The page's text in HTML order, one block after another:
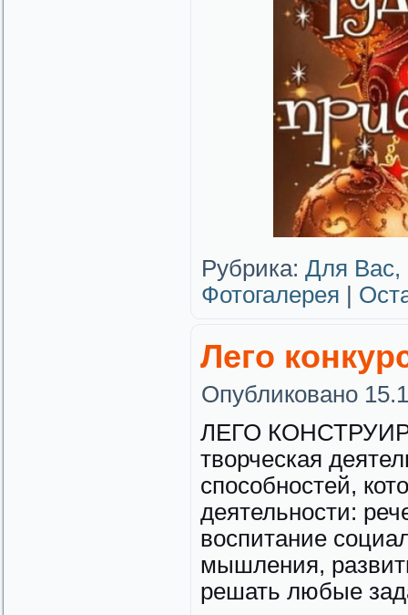
Рубрика: Для Вас,
Фотогалерея
Лего
Опубликовано
ЛЕГО
творческая
способностей,
деятельности:
воспитание
мышления,
решать любые